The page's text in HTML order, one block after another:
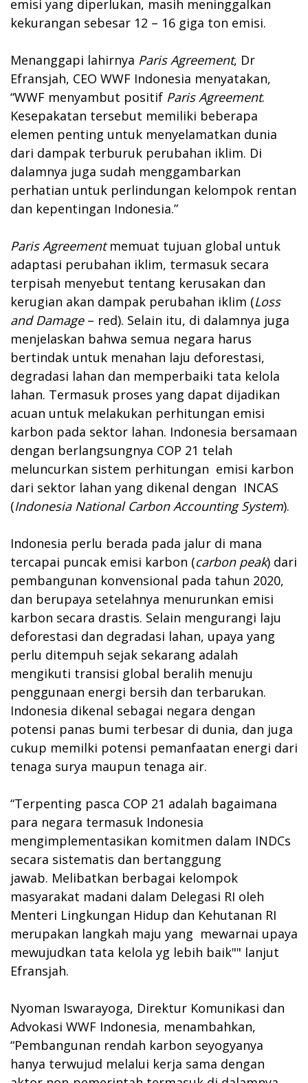
emisi yang diperlukan, masih meninggalkan
kekurangan sebesar 12 – 16 giga ton emisi.
Menanggapi lahirnya Paris Agreement, Dr
Efransjah, CEO WWF Indonesia menyatakan,
“WWF menyambut positif Paris Agreement.
Kesepakatan tersebut memiliki beberapa
elemen penting untuk menyelamatkan dunia
dari dampak terburuk perubahan iklim. Di
dalamnya juga sudah menggambarkan
perhatian untuk perlindungan kelompok rentan
dan kepentingan Indonesia.”
Paris Agreementmemuat tujuan global untuk
adaptasi perubahan iklim, termasuk secara
terpisah menyebut tentang kerusakan dan
kerugian akan dampak perubahan iklim (Loss
and Damage– red). Selain itu, di dalamnya juga
menjelaskan bahwa semua negara harus
bertindak untuk menahan laju deforestasi,
degradasi lahan dan memperbaiki tata kelola
lahan. Termasuk proses yang dapat dijadikan
acuan untuk melakukan perhitungan emisi
karbon pada sektor lahan. Indonesia bersamaan
dengan berlangsungnya COP 21 telah
meluncurkan sistem perhitungan emisi karbon
dari sektor lahan yang dikenal dengan INCAS
(Indonesia National Carbon Accounting System).
Indonesia perlu berada pada jalur di mana
tercapai puncak emisi karbon (carbon peak) dari
pembangunan konvensional pada tahun 2020,
dan berupaya setelahnya menurunkan emisi
karbon secara drastis. Selain mengurangi laju
deforestasi dan degradasi lahan, upaya yang
perlu ditempuh sejak sekarang adalah
mengikuti transisi global beralih menuju
penggunaan energi bersih dan terbarukan.
Indonesia dikenal sebagai negara dengan
potensi panas bumi terbesar di dunia, dan juga
cukup memilki potensi pemanfaatan energi dari
tenaga surya maupun tenaga air.
“Terpenting pasca COP 21 adalah bagaimana
para negara termasuk Indonesia
mengimplementasikan komitmen dalam INDCs
secara sistematis dan bertanggung
jawab. Melibatkan berbagai kelompok
masyarakat madani dalam Delegasi RI oleh
Menteri Lingkungan Hidup dan Kehutanan RI
merupakan langkah maju yang mewarnai upaya
mewujudkan tata kelola yg lebih baik"" lanjut
Efransjah.
Nyoman Iswarayoga, Direktur Komunikasi dan
Advokasi WWF Indonesia, menambahkan,
“Pembangunan rendah karbon seyogyanya
hanya terwujud melalui kerja sama dengan